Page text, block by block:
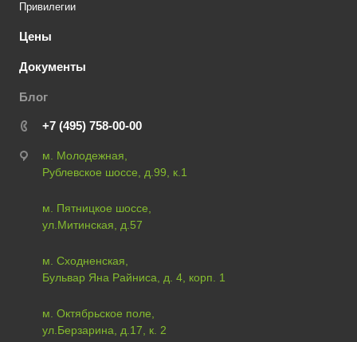
Привилегии
Цены
Документы
Блог
+7 (495) 758-00-00
м. Молодежная,
Рублевское шоссе, д.99, к.1
м. Пятницкое шоссе,
ул.Митинская, д.57
м. Сходненская,
Бульвар Яна Райниса, д. 4, корп. 1
м. Октябрьское поле,
ул.Берзарина, д.17, к. 2